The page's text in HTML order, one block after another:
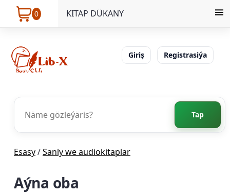
0 KITAP DÜKANY
Giriş Registrasiýa
Tap
Esasy/Sanly we audiokitaplar
Aýna oba